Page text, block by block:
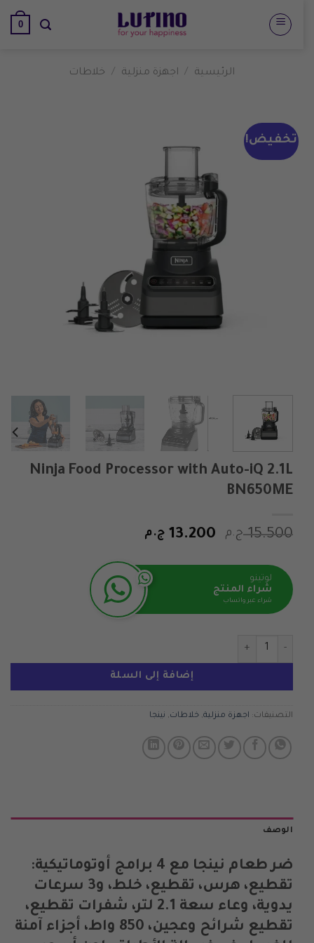
للمحتوى
0
الرئيسية / اجهزة منزلية / خلاطات
تخفيض!
Ninja Food Processor with Auto-iQ 2.1L
BN650ME
15.500 ج.م
السعر
هو:
15.500 ج.م.
13.200 ج.م
هو:
13.200 ج.م.
لوتينو
شراء المنتج
شراء عبر واتساب
كمية Ninja Food Processor with Auto-iQ 2.1L BN650ME
إضافة إلى السلة
التصنيفات: اجهزة منزلية, خلاطات, نينجا
الوصف
ضر طعام نينجا مع 4 برامج أوتوماتيكية:
تقطيع، هرس، تقطيع، خلط، و3 سرعات
يدوية، وعاء سعة 2.1 لتر، شفرات تقطيع،
تقطيع شرائح وعجين، 850 واط، أجزاء آمنة